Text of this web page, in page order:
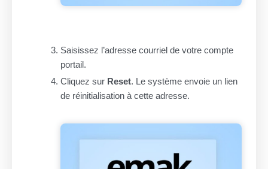
Saisissez l’adresse courriel de votre compte
portail.
Cliquez sur Reset. Le système envoie un lien
de réinitialisation à cette adresse.